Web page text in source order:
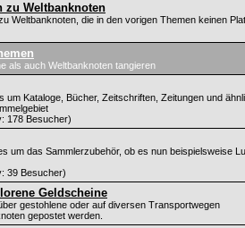
zu Weltbanknoten
Weltbanknoten, die in den vorigen Themen keinen
als auch Weltbanknoten tangieren
um Kataloge, Bücher, Zeitschriften, Zeitungen und
178 Besucher)
um das Sammlerzubehör, ob es nun beispielsweise
39 Besucher)
Geldscheine
gestohlene oder auf diversen Transportwegen
gepostet werden.